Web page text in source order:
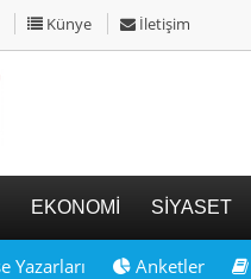
Künye İletişim
EKONOMİ SİYASET
Yazarları Anketler